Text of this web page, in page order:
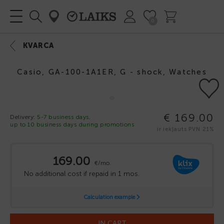
KVARCA
Casio, GA-100-1A1ER, G - shock, Watches
Delivery: 5-7 business days,
up to 10 business days during promotions
€ 169.00
ir iekļauts PVN 21%